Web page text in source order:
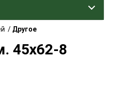
/ Другое
45x62-8